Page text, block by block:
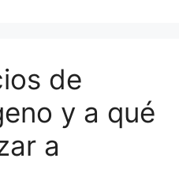
de
y a qué
a